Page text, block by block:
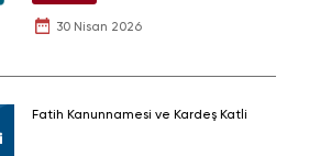
30 Nisan 2026
Fatih Kanunnamesi ve Kardeş Katli